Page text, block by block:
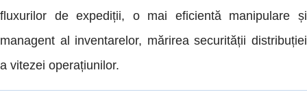
fluxurilor de expediții, o mai eficientă manipulare și
managent al inventarelor, mărirea securității distribuției
a vitezei operațiunilor.